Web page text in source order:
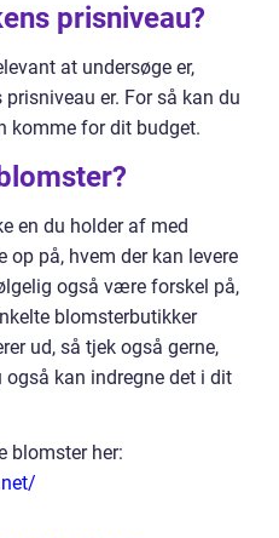
prisniveau?
at undersøge er,
er. For så kan du
komme for dit budget.
en du holder af med
op på, hvem der kan levere
også være forskel på,
blomsterbutikker
ud, så tjek også gerne,
også kan indregne det i dit
blomster her: